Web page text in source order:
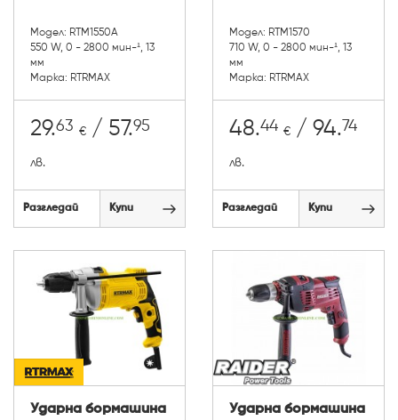
Модел: RTM1550А
550 W, 0 - 2800 мин-¹, 13
мм
Марка: RTRMAX
29.63 € / 57.95
лв.
Разгледай Купи
Модел: RTM1570
710 W, 0 - 2800 мин-¹, 13
мм
Марка: RTRMAX
48.44 € / 94.74
лв.
Разгледай Купи
Ударна бормашина
Ударна бормашина